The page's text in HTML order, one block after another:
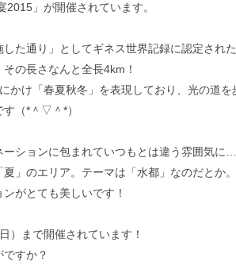
」が開催されています。
た通り」としてギネス世界記録に認定され
の長さなんと全長4km！
かけ「春夏秋冬」を表現しており、光の道を
（*＾▽＾*）
ションに包まれていつもとは違う雰囲気に…
」のエリア。テーマは「水都」なのだとか
がとても美しいです！
）まで開催されています！
すか？